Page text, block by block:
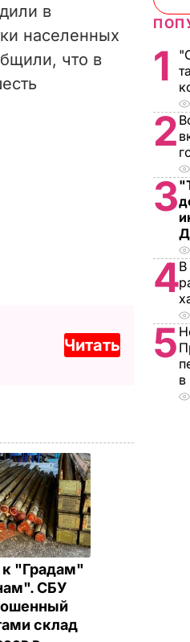
в
населенных
что в
Читать
"Градам"
СБУ
склад
1
2
3
4В
5
в